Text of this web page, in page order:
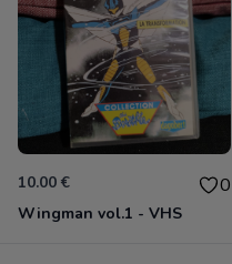
10.00 € 0
Wingman vol.1 - VHS